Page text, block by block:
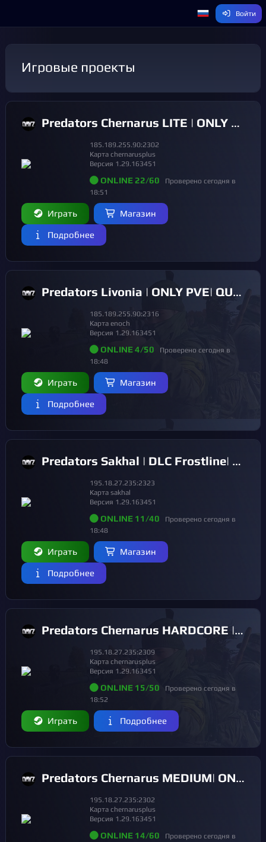
Войти
Игровые проекты
Predators Chernarus LITE | ONLY PVE| QUEST SYSTEM| SKILLS
185.189.255.90:2302
Карта chernarusplus
Версия 1.29.163451
ONLINE 22/60
Проверено сегодня в
18:51
Играть Магазин
Подробнее
Predators Livonia | ONLY PVE| QUEST SYSTEM| SKILLS
185.189.255.90:2316
Карта enoch
Версия 1.29.163451
ONLINE 4/50
Проверено сегодня в
18:48
Играть Магазин
Подробнее
Predators Sakhal | DLC Frostline| ONLY PVE| QUEST SYSTEM| SKILL
195.18.27.235:2323
Карта sakhal
Версия 1.29.163451
ONLINE 11/40
Проверено сегодня в
18:48
Играть Магазин
Подробнее
Predators Chernarus HARDCORE | ONLY PVE| QUEST SYSTEM| SKILLS
195.18.27.235:2309
Карта chernarusplus
Версия 1.29.163451
ONLINE 15/50
Проверено сегодня в
18:52
Играть Подробнее
Predators Chernarus MEDIUM| ONLY PVE| QUEST SYSTEM| SKILLS
195.18.27.235:2302
Карта chernarusplus
Версия 1.29.163451
ONLINE 14/60
Проверено сегодня в